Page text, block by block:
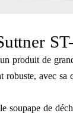
produit de
avec
soupape de